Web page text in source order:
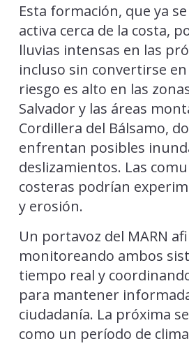
Esta formación, que ya
activa cerca de la costa,
lluvias intensas en las
incluso sin convertirse en
riesgo es alto en las
Salvador y las áreas
Cordillera del Bálsamo,
enfrentan posibles
deslizamientos. Las
costeras podrían
y erosión.
Un portavoz del MARN
monitoreando ambos
tiempo real y
para mantener
ciudadanía. La próxima
como un período de